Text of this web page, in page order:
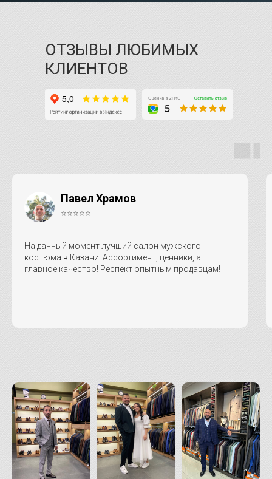
ОТЗЫВЫ ЛЮБИМЫХ
КЛИЕНТОВ
Павел Храмов
⭐⭐⭐⭐⭐
На данный момент лучший салон мужского
костюма в Казани! Ассортимент, ценники, а
главное качество! Респект опытным продавцам!